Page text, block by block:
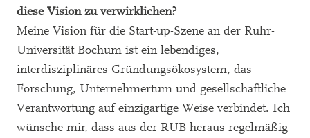
diese Vision zu verwirklichen?
Meine Vision für die Start-up-Szene an der Ruhr-
Universität Bochum ist ein lebendiges,
interdisziplinäres Gründungsökosystem, das
Forschung, Unternehmertum und gesellschaftliche
Verantwortung auf einzigartige Weise verbindet. Ich
wünsche mir, dass aus der RUB heraus regelmäßig